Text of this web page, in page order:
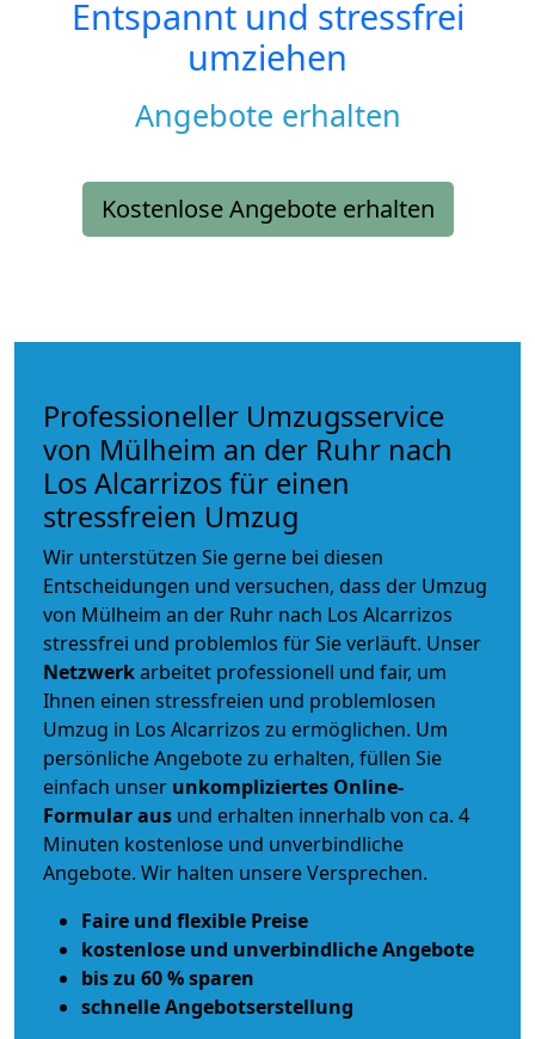
Entspannt und stressfrei
umziehen
Angebote erhalten
Kostenlose Angebote erhalten
Professioneller Umzugsservice
von Mülheim an der Ruhr nach
Los Alcarrizos für einen
stressfreien Umzug
Wir unterstützen Sie gerne bei diesen
Entscheidungen und versuchen, dass der Umzug
von Mülheim an der Ruhr nach Los Alcarrizos
stressfrei und problemlos für Sie verläuft. Unser
Netzwerkarbeitet professionell und fair, um
Ihnen einen stressfreien und problemlosen
Umzug in Los Alcarrizos zu ermöglichen. Um
persönliche Angebote zu erhalten, füllen Sie
einfach unser unkompliziertes Online-
Formular aus und erhalten innerhalb von ca. 4
Minuten kostenlose und unverbindliche
Angebote. Wir halten unsere Versprechen.
Faire und flexible Preise
kostenlose und unverbindliche Angebote
bis zu 60 % sparen
schnelle Angebotserstellung